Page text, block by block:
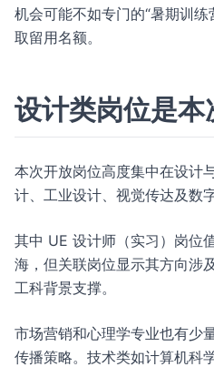
机会可能不如专门的“暑期训
取留用名额。
设计类岗位是本
本次开放岗位高度集中在设计
计、工业设计、视觉传达及数
其中 UE 设计师（实习）岗位
海，但关联岗位显示其方向涉
工科背景支撑。
市场营销和心理学专业也有少
传播策略。技术类如计算机科